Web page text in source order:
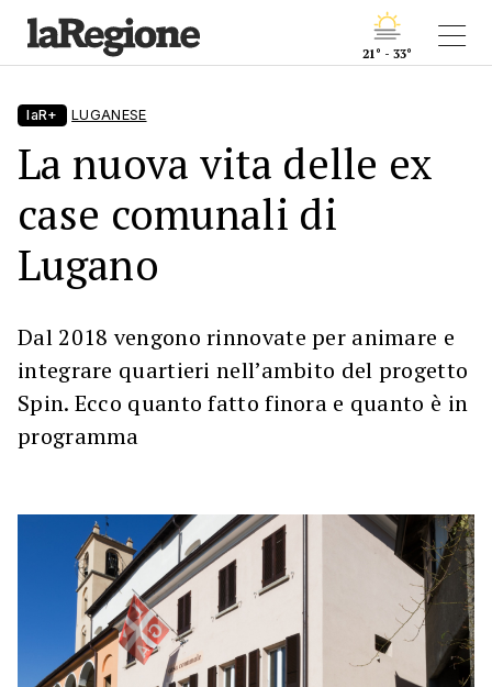
21° - 33°
laR+ LUGANESE
La nuova vita delle ex
case comunali di
Lugano
Dal 2018 vengono rinnovate per animare e
integrare quartieri nell’ambito del progetto
Spin. Ecco quanto fatto finora e quanto è in
programma